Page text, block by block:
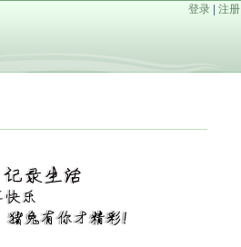
登录 注册